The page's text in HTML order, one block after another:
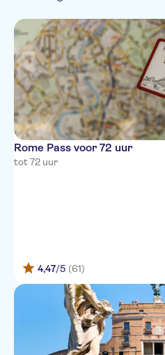
Privétocht
Kleinere Groep
Subject expert guide
Skip the line
Musea &
Kunstgalerijen
Stad
Wandeltochten
Chinees
Nederlands
Pools
Portugees
Rome Pass voor 72 uur
tot 72 uur
4,47/5 (61)